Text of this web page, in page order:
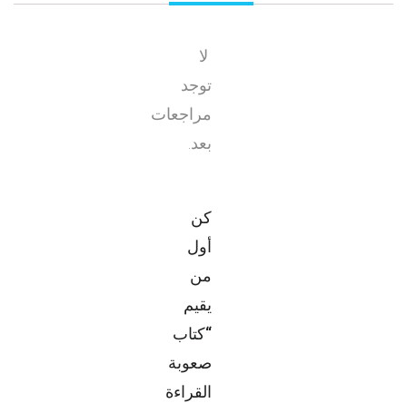
لا
توجد
مراجعات
بعد.
كن
أول
من
يقيم
“كتاب
صعوبة
القراءة